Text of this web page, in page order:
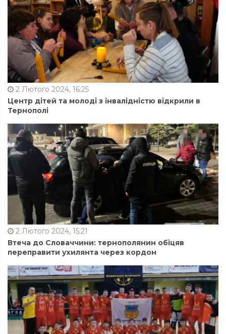
2 Лютого 2024, 16:25
Центр дітей та молоді з інвалідністю відкрили в
Тернополі
2 Лютого 2024, 15:21
Втеча до Словаччини: тернополянин обіцяв
переправити ухилянта через кордон